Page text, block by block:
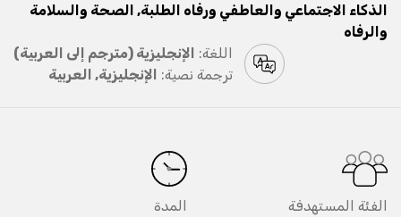
الذكاء الاجتماعي والعاطفي ورفاه الطلبة, الصحة والسلامة
والرفاه
اللغة: الإنجليزية (مترجم إلى العربية)
ترجمة نصية: الإنجليزية, العربية
الفئة المستهدفة المدة